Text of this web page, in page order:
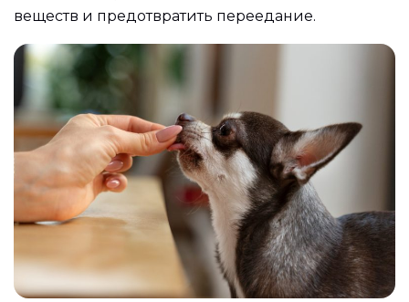
веществ и предотвратить переедание.